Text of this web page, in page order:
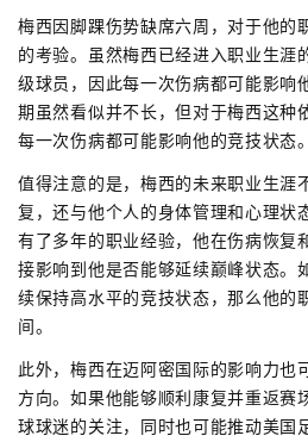
梅西因脚踝伤势缺席六周，对于他的
的考验。虽然梅西已经进入职业生涯
级球员，因此每一次伤病都可能影响
期虽然看似并不长，但对于梅西这种
每一次伤病都可能影响他的竞技状态。
值得注意的是，梅西的未来职业生涯
复，还与他个人的身体管理和心理状
有了多年的职业经验，他在伤病恢复
接影响到他是否能够延续巅峰状态。
续保持高水平的竞技状态，那么他的
间。
此外，梅西在迈阿密国际的影响力也
方向。如果他能够顺利康复并重返赛
球球迷的关注，同时也可能推动美国